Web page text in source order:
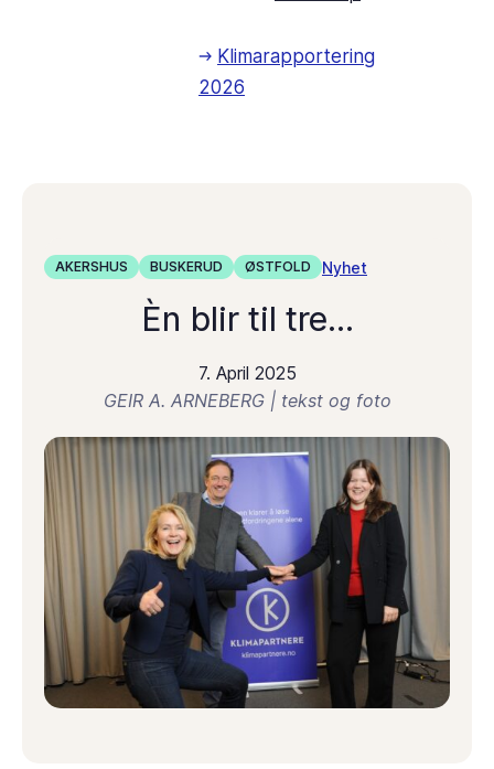
Klimarapportering
2026
AKERSHUS BUSKERUD ØSTFOLD Nyhet
Èn blir til tre…
7. April 2025
GEIR A. ARNEBERG | tekst og foto